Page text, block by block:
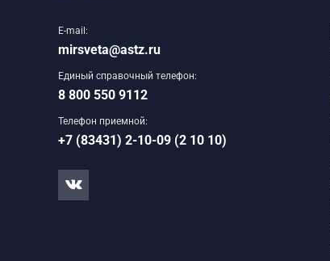
E-mail:
mirsveta@astz.ru
Единый справочный телефон:
8 800 550 9112
Телефон приемной:
+7 (83431) 2-10-09 (2 10 10)